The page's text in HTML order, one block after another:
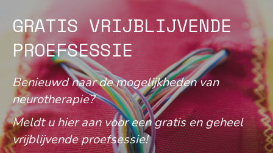
GRATIS VRIJBLIJVENDE
PROEFSESSIE
Benieuwd naar de mogelijkheden van
neurotherapie?
Meldt u hier aan voor een gratis en geheel
vrijblijvende proefsessie!